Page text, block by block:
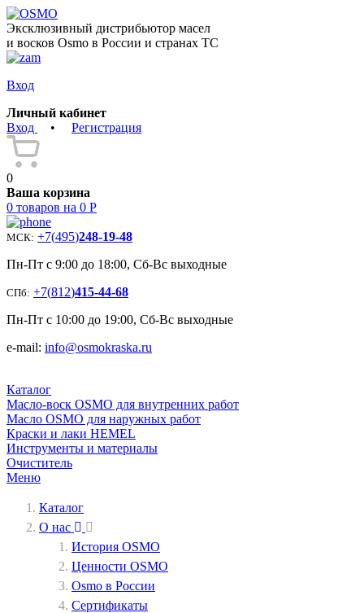
Эксклюзивный дистрибьютор масел
и восков Osmo в России и странах ТС
Вход
Личный кабинет
Вход
• Регистрация
0
Ваша корзина
0 товаров на 0 Р
МСК: +7(495)248-19-48
Пн-Пт с 9:00 до 18:00, Сб-Вс выходные
СПб: +7(812)415-44-68
Пн-Пт с 10:00 до 19:00, Сб-Вс выходные
e-mail: info@osmokraska.ru
Каталог
Масло-воск OSMO для внутренних работ
Масло OSMO для наружных работ
Краски и лаки HEMEL
Инструменты и материалы
Очиститель
Меню
Каталог
О нас
История OSMO
Ценности OSMO
Osmo в России
Сертификаты